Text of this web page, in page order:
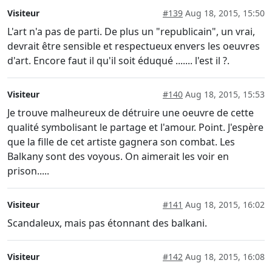
Visiteur #139 Aug 18, 2015, 15:50
L'art n'a pas de parti. De plus un "republicain", un vrai,
devrait être sensible et respectueux envers les oeuvres
d'art. Encore faut il qu'il soit éduqué ....... l'est il ?.
Visiteur #140 Aug 18, 2015, 15:53
Je trouve malheureux de détruire une oeuvre de cette
qualité symbolisant le partage et l'amour. Point. J'espère
que la fille de cet artiste gagnera son combat. Les
Balkany sont des voyous. On aimerait les voir en
prison.....
Visiteur #141 Aug 18, 2015, 16:02
Scandaleux, mais pas étonnant des balkani.
Visiteur #142 Aug 18, 2015, 16:08